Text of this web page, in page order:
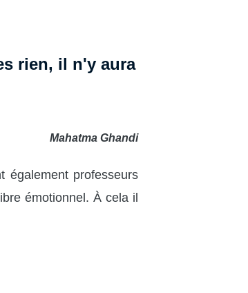
rien, il n'y aura
Mahatma Ghandi
également professeurs
émotionnel. À cela il